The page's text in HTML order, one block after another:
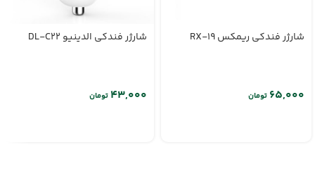
شارژر فندکی ریمکس RX-19
تومان
شارژر فندکی الدینیو DL-C22
تومان